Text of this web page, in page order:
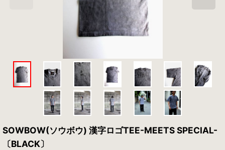
SOWBOW(ソウボウ) 漢字ロゴTEE-MEETS SPECIAL-
〔BLACK〕